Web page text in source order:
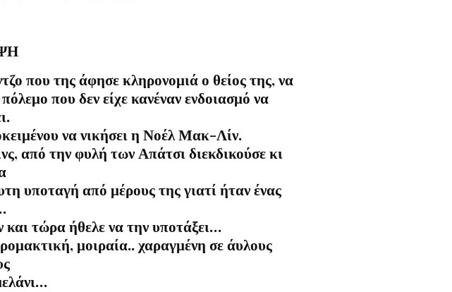
που της άφησε κληρονομιά ο θείος της, να
που δεν είχε κανέναν ενδοιασμό να
να νικήσει η Νοέλ Μακ-Λίν.
από την φυλή των Απάτσι διεκδικούσε κι
υποταγή από μέρους της γιατί ήταν ένας
τώρα ήθελε να την υποτάξει…
μοιραία.. χαραγμένη σε άυλους